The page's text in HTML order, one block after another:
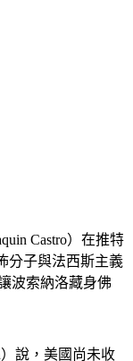
Castro）在推特
分子與法西斯主義
波索納洛藏身佛
說，美國尚未收